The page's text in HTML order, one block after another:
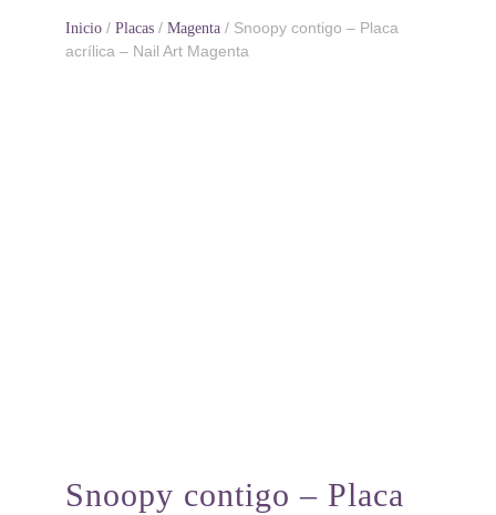
Inicio / Placas / Magenta / Snoopy contigo – Placa
acrílica – Nail Art Magenta
Snoopy contigo – Placa